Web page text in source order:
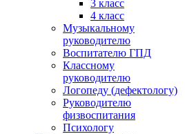
3 класс
4 класс
Музыкальному
руководителю
Воспитателю ГПД
Классному
руководителю
Логопеду (дефектологу)
Руководителю
физвоспитания
Психологу